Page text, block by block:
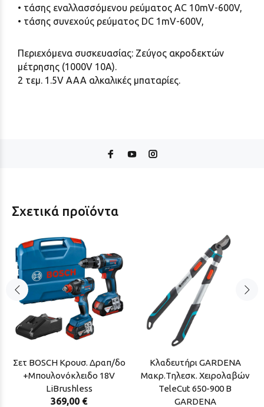
• τάσης εναλλασσόμενου ρεύματος AC 10mV-600V,
• τάσης συνεχούς ρεύματος DC 1mV-600V,
Περιεχόμενα συσκευασίας: Ζεύγος ακροδεκτών
μέτρησης (1000V 10A).
2 τεμ. 1.5V AAA αλκαλικές μπαταρίες.
Σχετικά προϊόντα
Σετ BOSCH Κρουσ. Δραπ/δο
+Μπουλονόκλειδο 18V
LiBrushless
369,00 €
Κλαδευτήρι GARDENA
Μακρ.Τηλεσκ. Χειρολαβών
TeleCut 650-900 B
GARDENA